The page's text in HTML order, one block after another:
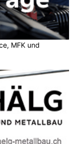
MFK und